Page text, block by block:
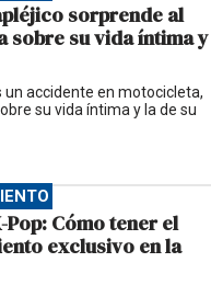
sorprende al
sobre su vida íntima y
un accidente en motocicleta,
su vida íntima y la de su
Pop: Cómo tener el
exclusivo en la